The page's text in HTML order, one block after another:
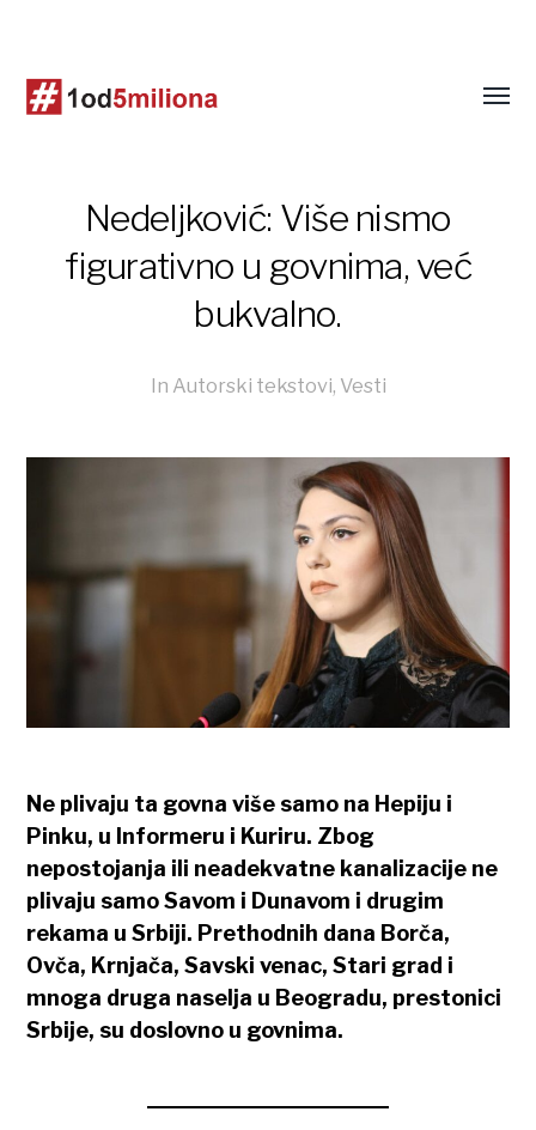
Nedeljković: Više nismo
figurativno u govnima, već
bukvalno.
In Autorski tekstovi, Vesti
Ne plivaju ta govna više samo na Hepiju i
Pinku, u Informeru i Kuriru. Zbog
nepostojanja ili neadekvatne kanalizacije ne
plivaju samo Savom i Dunavom i drugim
rekama u Srbiji. Prethodnih dana Borča,
Ovča, Krnjača, Savski venac, Stari grad i
mnoga druga naselja u Beogradu, prestonici
Srbije, su doslovno u govnima.